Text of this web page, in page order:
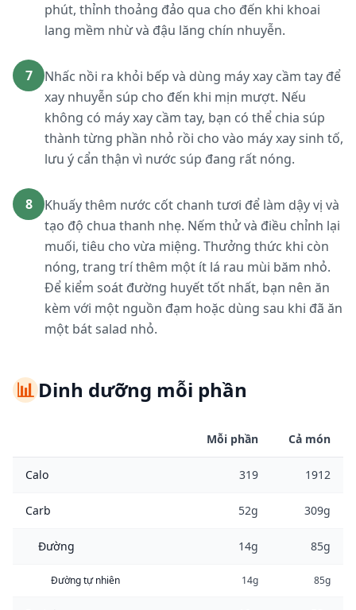
phút, thỉnh thoảng đảo qua cho đến khi khoai
lang mềm nhừ và đậu lăng chín nhuyễn.
7
Nhấc nồi ra khỏi bếp và dùng máy xay cầm tay để
xay nhuyễn súp cho đến khi mịn mượt. Nếu
không có máy xay cầm tay, bạn có thể chia súp
thành từng phần nhỏ rồi cho vào máy xay sinh tố,
lưu ý cẩn thận vì nước súp đang rất nóng.
8
Khuấy thêm nước cốt chanh tươi để làm dậy vị và
tạo độ chua thanh nhẹ. Nếm thử và điều chỉnh lại
muối, tiêu cho vừa miệng. Thưởng thức khi còn
nóng, trang trí thêm một ít lá rau mùi băm nhỏ.
Để kiểm soát đường huyết tốt nhất, bạn nên ăn
kèm với một nguồn đạm hoặc dùng sau khi đã ăn
một bát salad nhỏ.
📊Dinh dưỡng mỗi phần
Mỗi phần Cả món
Calo 319 1912
Carb 52g 309g
Đường 14g 85g
Đường tự nhiên 14g 85g